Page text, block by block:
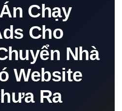
Chạy
Cho
Nhà
Website
Ra